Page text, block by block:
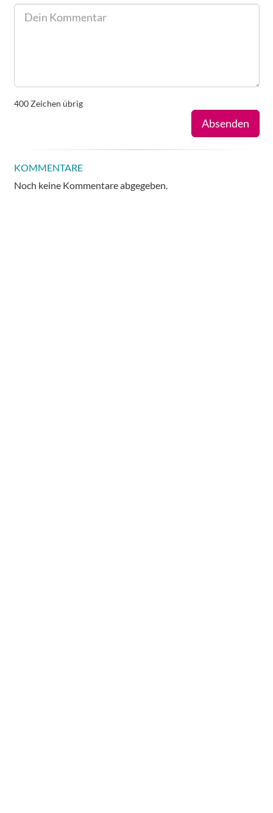
400 Zeichen übrig
Absenden
KOMMENTARE
Noch keine Kommentare abgegeben.